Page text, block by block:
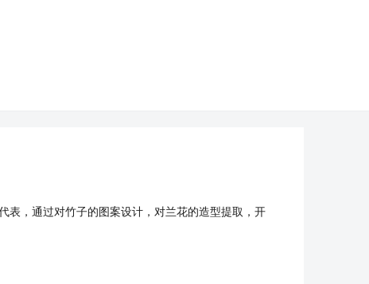
，通过对竹子的图案设计，对兰花的造型提取，开